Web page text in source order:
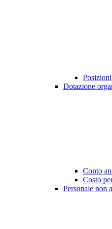
Dotazione
Conto
Costo
Personale non